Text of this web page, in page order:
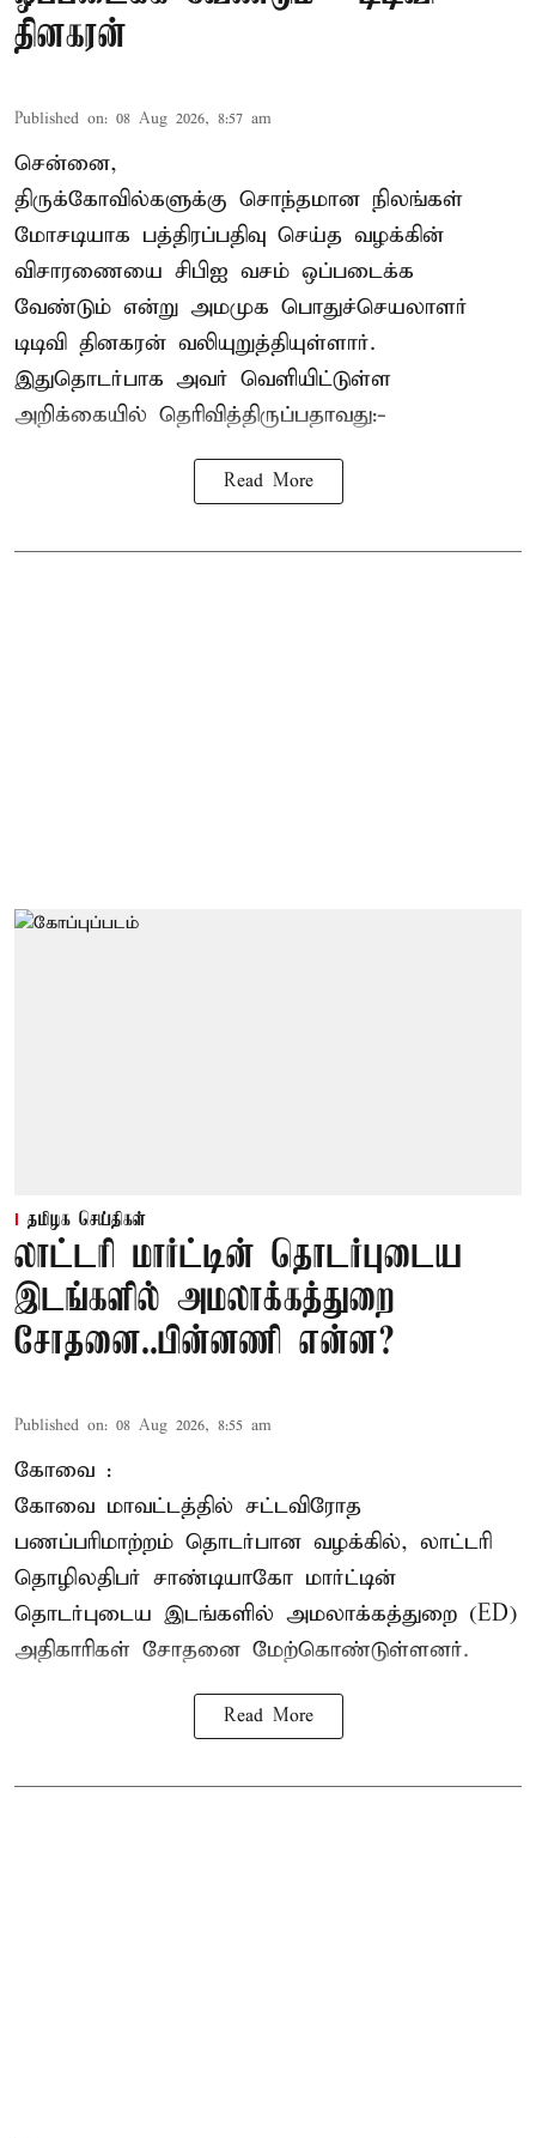
தினகரன்
Published on: 08 Aug 2026, 8:57 am
சென்னை,
திருக்கோவில்களுக்கு சொந்தமான நிலங்கள்
மோசடியாக பத்திரப்பதிவு செய்த வழக்கின்
விசாரணையை சிபிஐ வசம் ஒப்படைக்க
வேண்டும் என்று அமமுக பொதுச்செயலாளர்
டிடிவி தினகரன் வலியுறுத்தியுள்ளார்.
இதுதொடர்பாக அவர் வெளியிட்டுள்ள
அறிக்கையில் தெரிவித்திருப்பதாவது:-
Read More
தமிழக செய்திகள்
லாட்டரி மார்ட்டின் தொடர்புடைய
இடங்களில் அமலாக்கத்துறை
சோதனை..பின்னணி என்ன?
Published on: 08 Aug 2026, 8:55 am
கோவை :
கோவை மாவட்டத்தில் சட்டவிரோத
பணப்பரிமாற்றம் தொடர்பான வழக்கில், லாட்டரி
தொழிலதிபர் சாண்டியாகோ மார்ட்டின்
தொடர்புடைய இடங்களில் அமலாக்கத்துறை (ED)
அதிகாரிகள் சோதனை மேற்கொண்டுள்ளனர்.
Read More